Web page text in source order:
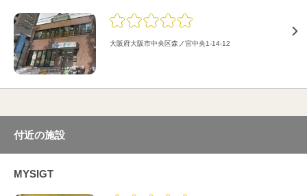
大阪府大阪市中央区森ノ宮中央1-14-12
付近の施設
MYSIGT